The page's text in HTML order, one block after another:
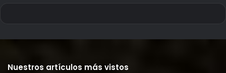
Nuestros artículos más vistos